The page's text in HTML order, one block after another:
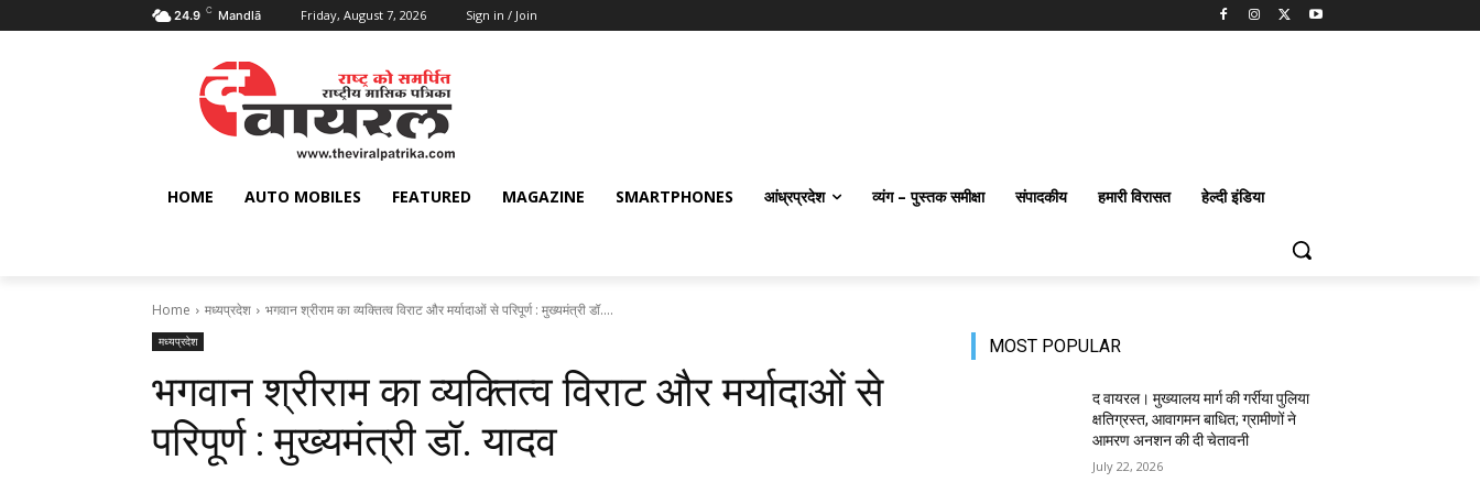
24.9 C Mandlā Friday, August 7, 2026 Sign in / Join
HOME AUTO MOBILES FEATURED MAGAZINE SMARTPHONES आंध्रप्रदेश व्यंग – पुस्तक समीक्षा संपादकीय हमारी विरासत हेल्दी इंडिया
Home मध्यप्रदेश भगवान श्रीराम का व्यक्तित्व विराट और मर्यादाओं से परिपूर्ण : मुख्यमंत्री डॉ....
मध्यप्रदेश
भगवान श्रीराम का व्यक्तित्व विराट और मर्यादाओं से
परिपूर्ण : मुख्यमंत्री डॉ. यादव
MOST POPULAR
द वायरल। मुख्यालय मार्ग की गर्रीया पुलिया
क्षतिग्रस्त, आवागमन बाधित; ग्रामीणों ने
आमरण अनशन की दी चेतावनी
July 22, 2026